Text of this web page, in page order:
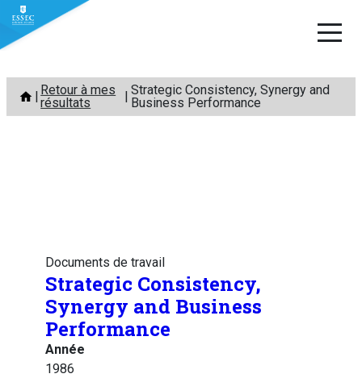
Aller
contenu
Retour à mes
résultats
Strategic Consistency, Synergy and
Business Performance
Documents de travail
Strategic Consistency,
Synergy and Business
Performance
Année
1986